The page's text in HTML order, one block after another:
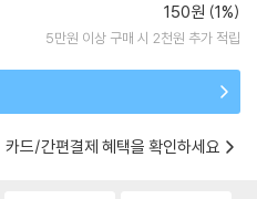
150원 (1%)
5만원 이상 구매 시 2천원 추가 적립
카드/간편결제 혜택을 확인하세요